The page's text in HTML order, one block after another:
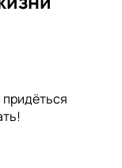
придёться